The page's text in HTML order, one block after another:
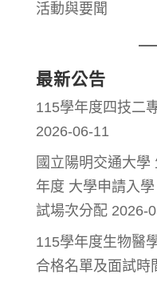
活動與要聞
最新公告
115學年度四技二
2026-06-11
國立陽明交通大學
年度 大學申請入
試場次分配 2026-
115學年度生物醫
合格名單及面試時